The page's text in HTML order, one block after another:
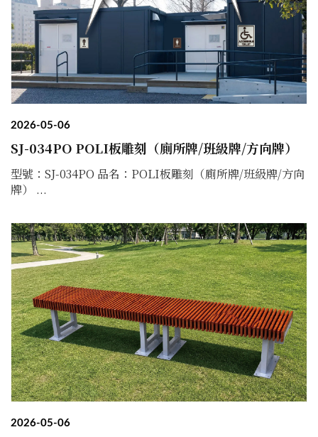
2026-05-06
SJ-034PO POLI板雕刻（廁所牌/班級牌/方向牌）
型號：SJ-034PO 品名：POLI板雕刻（廁所牌/班級牌/方向
牌） ...
2026-05-06